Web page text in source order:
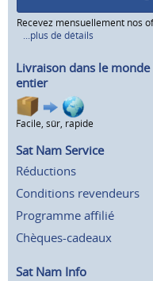
Recevez mensuellement nos
...plus de détails
Livraison dans le monde
entier
Facile, sûr, rapide
Sat Nam Service
Réductions
Conditions revendeurs
Programme affilié
Chèques-cadeaux
Sat Nam Info